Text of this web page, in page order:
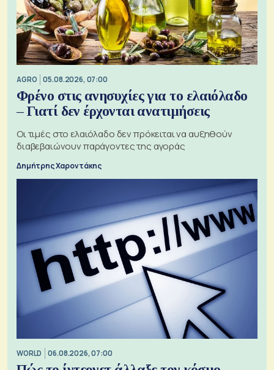
AGRO 05.08.2026, 07:00
Φρένο στις ανησυχίες για το ελαιόλαδο
– Γιατί δεν έρχονται ανατιμήσεις
Οι τιμές στο ελαιόλαδο δεν πρόκειται να αυξηθούν
διαβεβαιώνουν παράγοντες της αγοράς
Δημήτρης Χαροντάκης
WORLD 06.08.2026, 07:00